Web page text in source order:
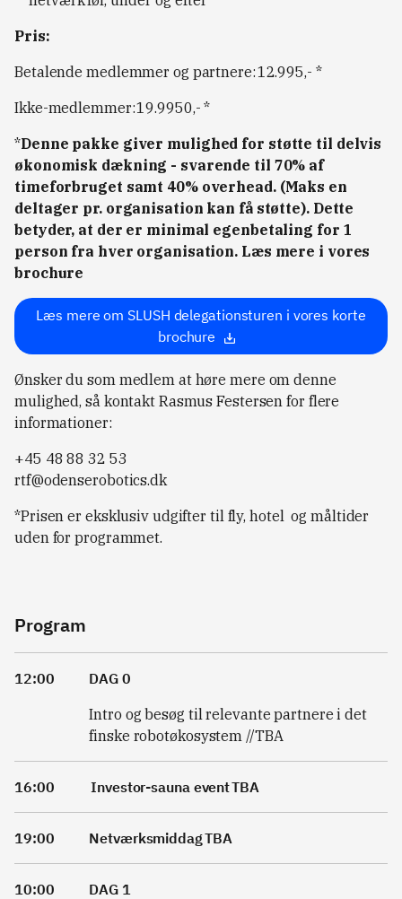
Pris:
Betalende medlemmer og partnere: 12.995,- *
Ikke-medlemmer: 19.9950,- *
*Denne pakke giver mulighed for støtte til delvis
økonomisk dækning - svarende til 70% af
timeforbruget samt 40% overhead. (Maks en
deltager pr. organisation kan få støtte). Dette
betyder, at der er minimal egenbetaling for 1
person fra hver organisation. Læs mere i vores
brochure
Læs mere om SLUSH delegationsturen i vores korte
brochure
Ønsker du som medlem at høre mere om denne
mulighed, så kontakt Rasmus Festersen for flere
informationer:
+45 48 88 32 53
rtf@odenserobotics.dk
*Prisen er eksklusiv udgifter til fly, hotel og måltider
uden for programmet.
Program
12:00
DAG 0
Intro og besøg til relevante partnere i det
finske robotøkosystem //TBA
16:00 Investor-sauna event TBA
19:00 Netværksmiddag TBA
10:00
DAG 1